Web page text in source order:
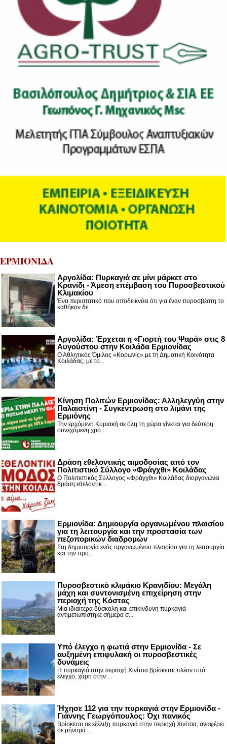
ΕΡΜΙΟΝΙΔΑ
Αργολίδα: Πυρκαγιά σε μίνι μάρκετ στο
Κρανίδι - Άμεση επέμβαση του Πυροσβεστικού
Κλιμακίου
Ένα περιστατικό που αποδεικνύει ότι για έναν πυροσβέστη το
καθήκον δε...
Αργολίδα: Έρχεται η «Γιορτή του Ψαρά» στις 8
Αυγούστου στην Κοιλάδα Ερμιονίδας
Ο Αθλητικός Όμιλος «Κορωνίς» με τη Δημοτική Κοινότητα
Κοιλάδας, με το...
Κίνηση Πολιτών Ερμιονίδας: Αλληλεγγύη στην
Παλαιστίνη - Συγκέντρωση στο λιμάνι της
Ερμιόνης
Την ερχόμενη Κυριακή σε όλη τη χώρα γίνεται για δεύτερη
συνεχόμενη χρο...
Δράση εθελοντικής αιμοδοσίας από τον
Πολιτιστικό Σύλλογο «Φράγχθι» Κοιλάδας
Ο Πολιτιστικός Σύλλογος «Φράγχθι» Κοιλάδας διοργανώνει
δράση εθελοντικ...
Ερμιονίδα: Δημιουργία οργανωμένου πλαισίου
για τη λειτουργία και την προστασία των
πεζοπορικών διαδρομών
Στη δημιουργία ενός οργανωμένου πλαισίου για τη λειτουργία
και την προ...
Πυροσβεστικό κλιμάκιο Κρανιδίου: Μεγάλη
μάχη και συντονισμένη επιχείρηση στην
περιοχή της Κόστας
Μια ιδιαίτερα δύσκολη και επικίνδυνη πυρκαγιά
αντιμετωπίστηκε σήμερα σ...
Υπό έλεγχο η φωτιά στην Ερμιονίδα - Σε
αυξημένη επιφυλακή οι πυροσβεστικές
δυνάμεις
Η πυρκαγιά στην περιοχή Χινίτσα βρίσκεται πλέον υπό
έλεγχο, χάρη στην ...
Ήχησε 112 για την πυρκαγιά στην Ερμιονίδα -
Γιάννης Γεωργόπουλος: Όχι πανικός
Βρίσκεται σε εξέλιξη πυρκαγιά στην περιοχή Χινίτσα, αναφέρει
σε μήνυμά...